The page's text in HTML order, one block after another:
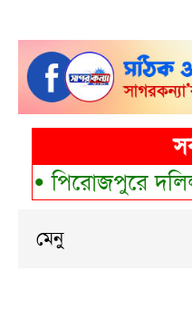
পিরোজপুরে দলিল
মেনু